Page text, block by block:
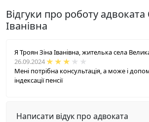
Відгуки про роботу
Іванівна
Я Троян Зіна Іванівна, жителька села
26.09.2024
Мені потрібна консультація, а може і
індексації пенсії
Написати відук про адвоката